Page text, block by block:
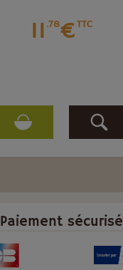
11 .78€TTC
Paiement sécurisé